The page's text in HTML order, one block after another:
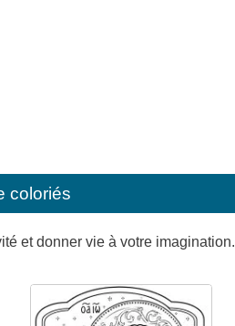
coloriés
et donner vie à votre imagination.